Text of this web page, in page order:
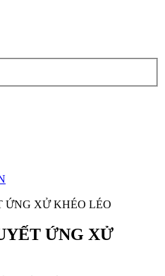
ỨNG XỬ KHÉO LÉO
ỨNG XỬ